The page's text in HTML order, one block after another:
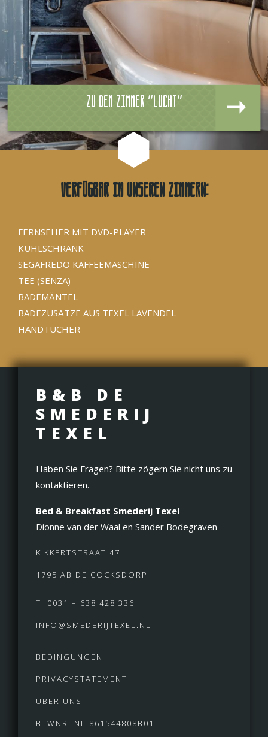
Zu dem zimmer "Lucht"
Verfügbar in unseren Zimmern:
FERNSEHER MIT DVD-PLAYER
KÜHLSCHRANK
SEGAFREDO KAFFEEMASCHINE
TEE (SENZA)
BADEMÄNTEL
BADEZUSÄTZE AUS TEXEL LAVENDEL
HANDTÜCHER
B&B DE
SMEDERIJ
TEXEL
Haben Sie Fragen? Bitte zögern Sie nicht uns zu
kontaktieren.
Bed & Breakfast Smederij Texel
Dionne van der Waal en Sander Bodegraven
KIKKERTSTRAAT 47
1795 AB DE COCKSDORP
T: 0031 – 638 428 336
INFO@SMEDERIJTEXEL.NL
BEDINGUNGEN
PRIVACYSTATEMENT
ÜBER UNS
BTWNR: NL 861544808B01